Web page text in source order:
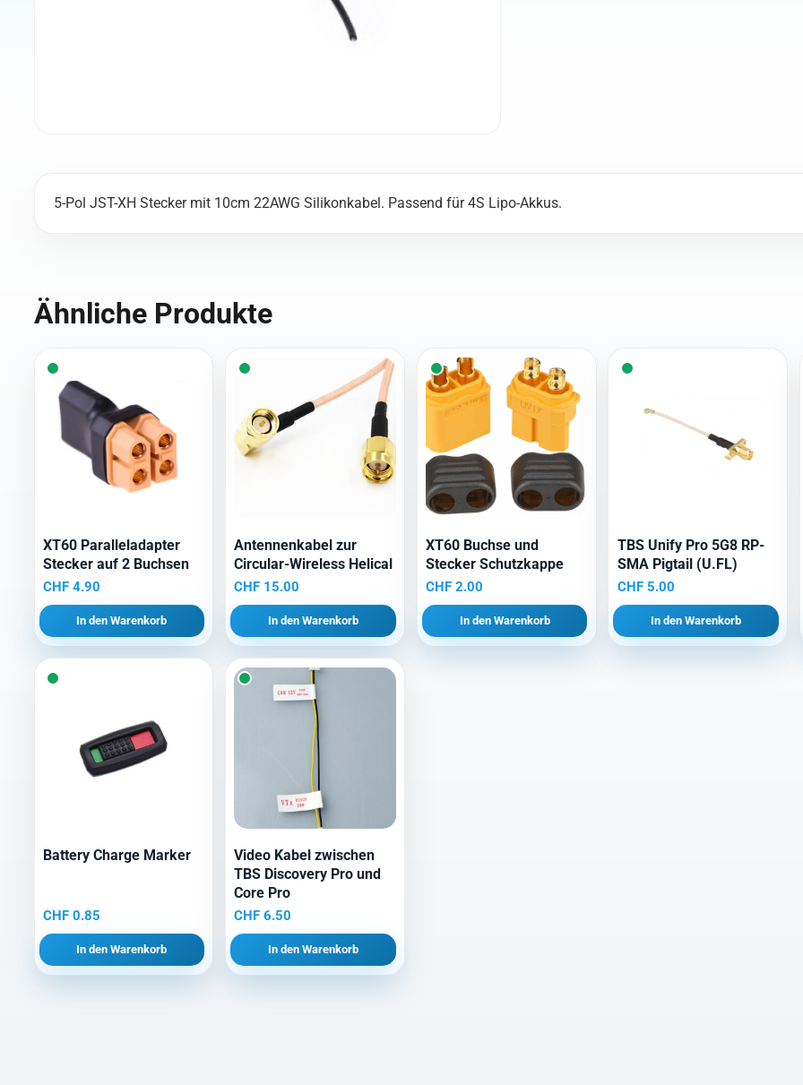
5-Pol JST-XH Stecker mit 10cm 22AWG Silikonkabel. Passend für 4S Lipo-Akkus.
Ähnliche Produkte
XT60 Paralleladapter
Stecker auf 2 Buchsen
CHF4.90
In den Warenkorb
Antennenkabel zur
Circular-Wireless Helical
CHF 15.00
In den Warenkorb
XT60 Buchse und
Stecker Schutzkappe
CHF 2.00
In den Warenkorb
TBS Unify Pro 5G8 RP-
SMA Pigtail (U.FL)
CHF5.00
In den Warenkorb
Battery Charge Marker
CHF0.85
In den Warenkorb
Video Kabel zwischen
TBS Discovery Pro und
Core Pro
CHF 6.50
In den Warenkorb